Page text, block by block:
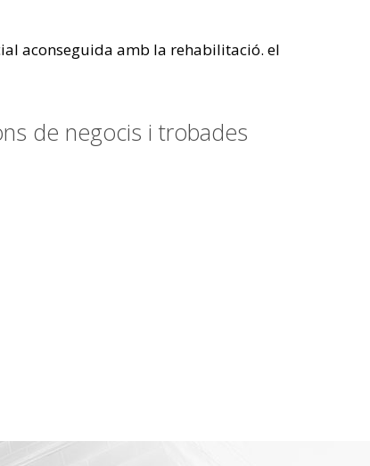
aconseguida amb la rehabilitació. el
de negocis i trobades